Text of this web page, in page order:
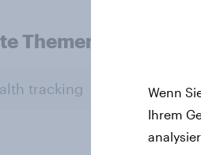
Themen
tracking BrandIndex
Wenn
Ihrem